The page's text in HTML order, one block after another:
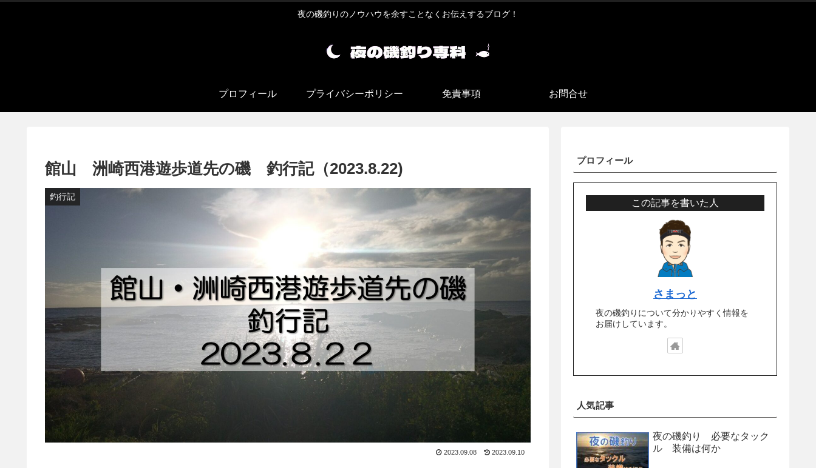
夜の磯釣りのノウハウを余すことなくお伝えするブログ！
プロフィール プライバシーポリシー 免責事項 お問合せ
館山 洲崎西港遊歩道先の磯 釣行記（2023.8.22)
釣行記
2023.09.08 2023.09.10
プロフィール
この記事を書いた人
さまっと
夜の磯釣りについて分かりやすく情報を
お届けしています。
人気記事
夜の磯釣り 必要なタック
ル 装備は何か